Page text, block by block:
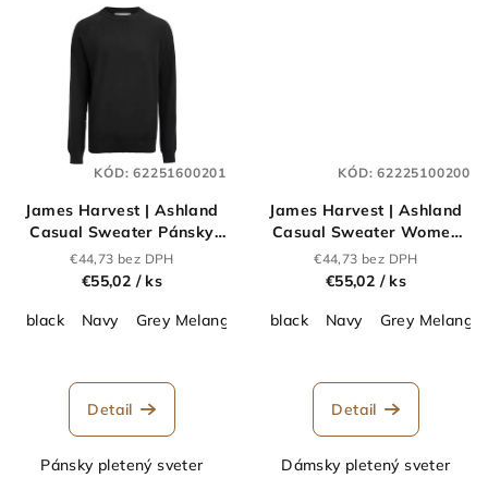
James Harvest | Ashland
Casual Sweater Pánsky
pletený sveter
"Casual"_62.2516
€44,73 bez DPH
€55,02 / ks
black
Navy Grey Melange
Detail
Pánsky pletený sveter
KÓD:62251600201
James Harvest | Ashland
Casual Sweater Women
Dámsky pletený sveter
"Casual"_62.2251
€44,73 bez DPH
€55,02 / ks
black
Navy Grey Melange
Detail
Dámsky pletený sveter
KÓD:62225100200